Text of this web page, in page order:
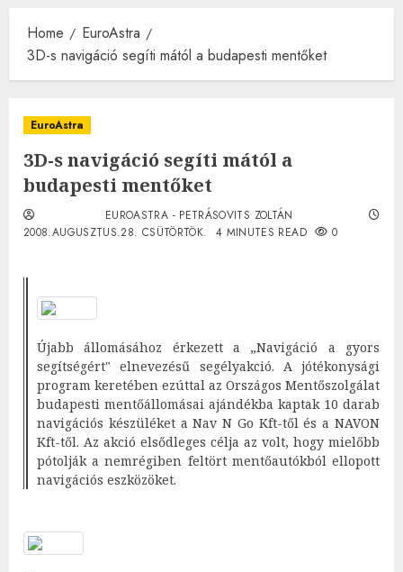
Home
EuroAstra
3D-s navigáció segíti mától a budapesti mentőket
EuroAstra
3D-s navigáció segíti mától a
budapesti mentőket
EUROASTRA - PETRÁSOVITS ZOLTÁN
2008.AUGUSZTUS.28. CSÜTÖRTÖK.
4 MINUTES READ 0
Újabb állomásához érkezett a „Navigáció a gyors
segítségért" elnevezésű segélyakció. A jótékonysági
program keretében ezúttal az Országos Mentőszolgálat
budapesti mentőállomásai ajándékba kaptak 10 darab
navigációs készüléket a Nav N Go Kft-től és a NAVON
Kft-től. Az akció elsődleges célja az volt, hogy mielőbb
pótolják a nemrégiben feltört mentőautókból ellopott
navigációs eszközöket.